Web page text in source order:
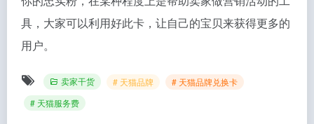
具，大家可以利用好此卡，让自己的宝贝来获得更多的
用户。
卖家干货 # 天猫品牌
# 天猫品牌兑换卡
# 天猫服务费